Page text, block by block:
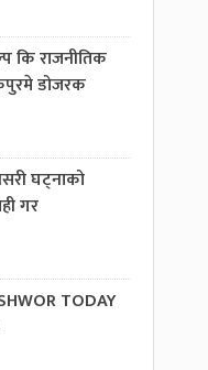
राजनीतिक
डोजरक
घट्नाको
गर
TODAY